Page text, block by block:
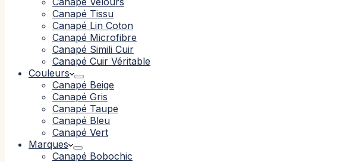
Canapé Tissu
Canapé Lin Coton
Canapé Microfibre
Canapé Simili Cuir
Canapé Cuir Véritable
Couleurs
Canapé Beige
Canapé Gris
Canapé Taupe
Canapé Bleu
Canapé Vert
Marques
Canapé Bobochic